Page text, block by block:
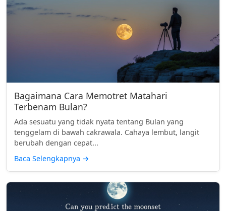
Bagaimana Cara Memotret Matahari
Terbenam Bulan?
Ada sesuatu yang tidak nyata tentang Bulan yang
tenggelam di bawah cakrawala. Cahaya lembut, langit
berubah dengan cepat...
Baca Selengkapnya →